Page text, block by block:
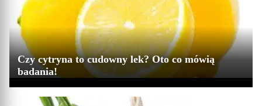
Czy cytryna to cudowny lek? Oto co mówią
badania!